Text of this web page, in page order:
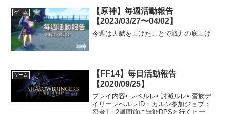
ゲーム
【原神】毎週活動報告
【2023/03/27〜04/02】
今週は天賦を上げたことで戦力の底上げ
ゲーム
【FF14】毎日活動報告
【2020/09/25】
プレイ内容• レベルレ• 討滅ルレ• 蛮族デ
イリーレベルレID：カルン参加ジョブ：
忍者1・2週間前に無能DPSと行くヒーラ